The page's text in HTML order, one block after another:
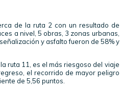
de la ruta 2 con un resultado de
a nivel, 5 obras, 3 zonas urbanas,
y asfalto fueron de 58% y
ruta 11, es el más riesgoso del viaje
el recorrido de mayor peligro
de 5,56 puntos.